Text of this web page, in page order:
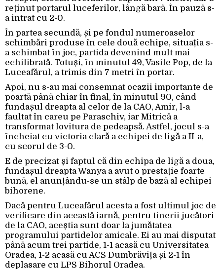
reținut portarul luceferilor, lângă bară. În pauză s-
a intrat cu 2-0.
În partea secundă, și pe fondul numeroaselor
schimbări produse în cele două echipe, situația s-
a schimbat în joc, partida devenind mult mai
echilibrată. Totuși, în minutul 49, Vasile Pop, de la
Luceafărul, a trimis din 7 metri în portar.
Apoi, nu s-au mai consemnat ocazii importante de
poartă până chiar în final, în minutul 90, când
fundașul dreapta al celor de la CAO, Amir, l-a
faultat în careu pe Paraschiv, iar Mitrică a
transformat lovitura de pedeapsă. Astfel, jocul s-a
încheiat cu victoria clară a echipei de ligă a II-a,
cu scorul de 3-0.
E de precizat și faptul că din echipa de ligă a doua,
fundașul dreapta Wanya a avut o prestație foarte
bună, el anunțându-se un stâlp de bază al echipei
bihorene.
Dacă pentru Luceafărul acesta a fost ultimul joc de
verificare din această iarnă, pentru tinerii jucători
de la CAO, aceștia sunt doar la jumătatea
programului partidelor amicale. Ei au mai disputat
până acum trei partide, 1-1 acasă cu Universitatea
Oradea, 1-2 acasă cu ACS Dumbrăvița și 2-1 în
deplasare cu LPS Bihorul Oradea.